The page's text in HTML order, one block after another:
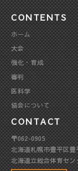
CONTENTS
ホーム
大会
強化・育成
審判
医科学
協会について
CONTACT
〒062-0905
北海道札幌市豊平区
北海道立総合体育セン